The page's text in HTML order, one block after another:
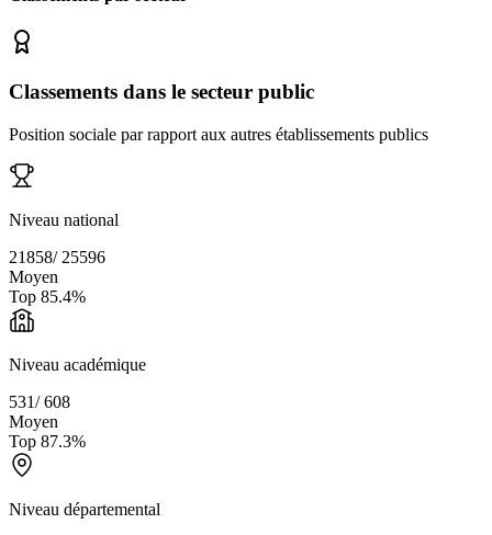
Classements dans le secteur public
Position sociale par rapport aux autres établissements publics
Niveau national
21858/ 25596
Moyen
Top 85.4%
Niveau académique
531/608
Moyen
Top 87.3%
Niveau départemental